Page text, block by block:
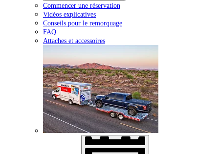
Commencer une réservation
Vidéos explicatives
Conseils pour le remorquage
FAQ
Attaches et accessoires